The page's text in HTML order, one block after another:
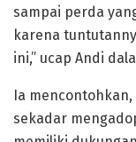
sampai perda
karena
ini,” ucap Andi
Ia
sekadar